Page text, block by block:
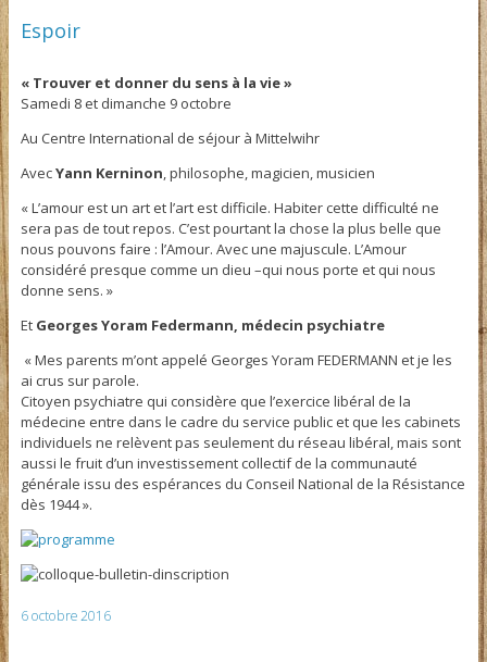
Espoir
« Trouver et donner du sens à la vie »
Samedi 8 et dimanche 9 octobre
Au Centre International de séjour à Mittelwihr
AvecYann Kerninon, philosophe, magicien, musicien
« L’amour est un art et l’art est difficile. Habiter cette difficulté ne
sera pas de tout repos. C’est pourtant la chose la plus belle que
nous pouvons faire : l’Amour. Avec une majuscule. L’Amour
considéré presque comme un dieu –qui nous porte et qui nous
donne sens. »
EtGeorges Yoram Federmann, médecin psychiatre
« Mes parents m’ont appelé Georges Yoram FEDERMANN et je les
ai crus sur parole.
Citoyen psychiatre qui considère que l’exercice libéral de la
médecine entre dans le cadre du service public et que les cabinets
individuels ne relèvent pas seulement du réseau libéral, mais sont
aussi le fruit d’un investissement collectif de la communauté
générale issu des espérances du Conseil National de la Résistance
dès 1944 ».
6 octobre 2016